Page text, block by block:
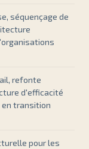
séquençage de
refonte
d'efficacité
transition
pour les